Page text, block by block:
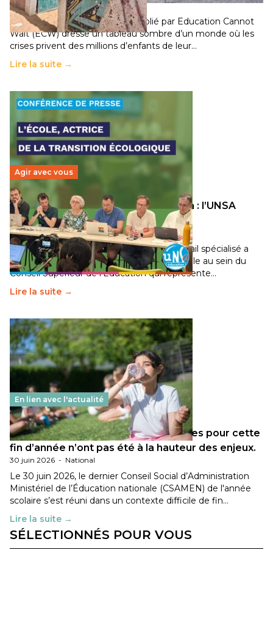
11 juillet 2026- National
Un nouveau rapport mondial publié par Education Cannot
Wait (ECW) dresse un tableau sombre d’un monde où les
crises privent des millions d’enfants de leur…
Lire la suite →
Agir avec vous
Transition écologique de l’éducation : l’UNSA
Éducation fait bouger les lignes
30 juin 2026-National
Pendant plusieurs mois, un groupe de travail spécialisé a
travaillé sur la transition écologique de l’Ecole au sein du
Conseil Supérieur de l’Éducation qui représente…
Lire la suite →
En lien avec l'actualité
Les décisions ministérielles attendues pour cette
fin d’année n’ont pas été à la hauteur des enjeux.
30 juin 2026 - National
Le 30 juin 2026, le dernier Conseil Social d’Administration
Ministériel de l’Éducation nationale (CSAMEN) de l'année
scolaire s’est réuni dans un contexte difficile de fin…
Lire la suite →
SÉLECTIONNÉS POUR VOUS